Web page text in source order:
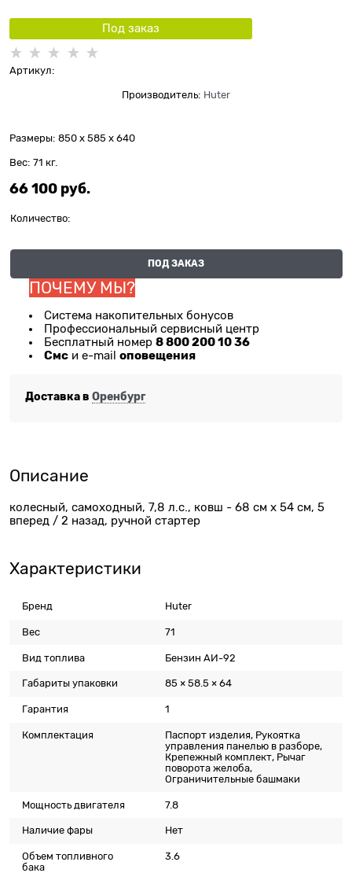
Под заказ
Артикул:
Производитель: Huter
Размеры: 850 x 585 x 640
Вес: 71 кг.
66 100 руб.
Количество:
ПОД ЗАКАЗ
ПОЧЕМУ МЫ?
Система накопительных бонусов
Профессиональный сервисный центр
Бесплатный номер 8 800 200 10 36
Смс и e-mail оповещения
Доставка в Оренбург
Описание
колесный, самоходный, 7,8 л.с., ковш - 68 см x 54 см, 5
вперед / 2 назад, ручной стартер
Характеристики
Бренд Huter
Вес 71
Вид топлива Бензин АИ-92
Габариты упаковки 85 × 58.5 × 64
Гарантия 1
Комплектация
Паспорт изделия, Рукоятка
управления панелью в разборе,
Крепежный комплект, Рычаг
поворота желоба,
Ограничительные башмаки
Мощность двигателя 7.8
Наличие фары Нет
Объем топливного
бака
3.6